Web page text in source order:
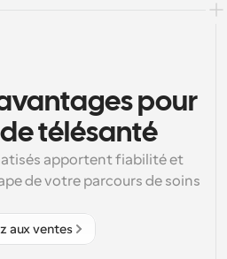
pour
télésanté
apportent fiabilité et
de votre parcours de soins
aux ventes